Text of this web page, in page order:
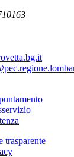
trasparente